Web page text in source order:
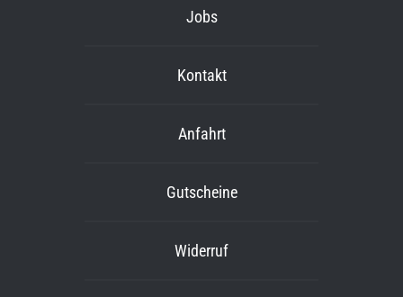
Jobs
Kontakt
Anfahrt
Gutscheine
Widerruf